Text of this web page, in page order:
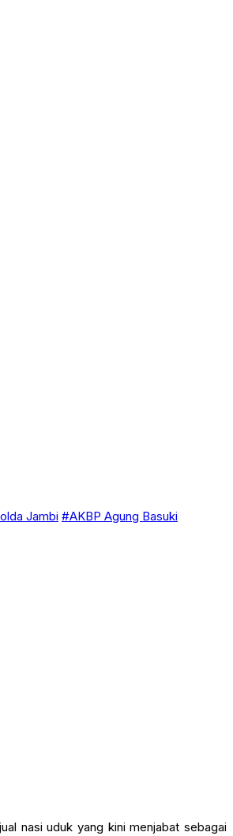
Jambi #AKBP Agung Basuki
nasi uduk yang kini menjabat sebagai